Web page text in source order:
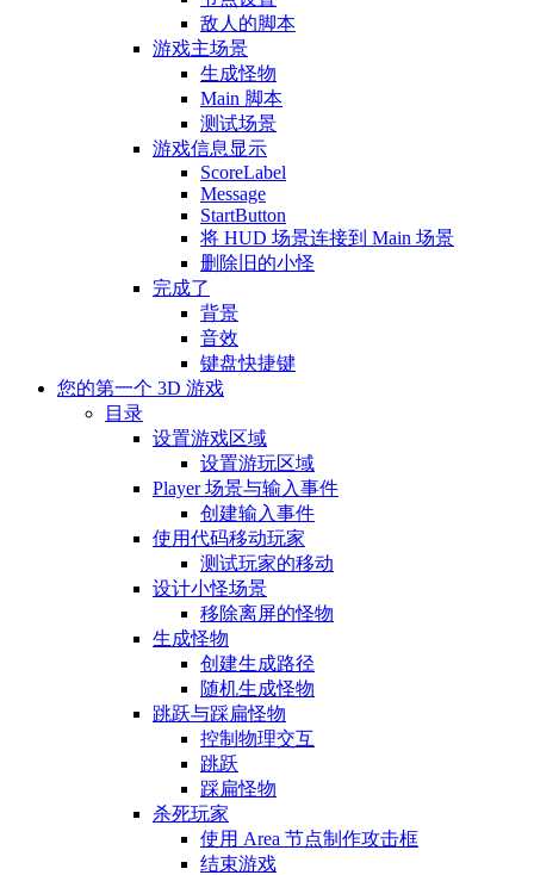
敌人的脚本
游戏主场景
生成怪物
Main 脚本
测试场景
游戏信息显示
ScoreLabel
Message
StartButton
将 HUD 场景连接到 Main 场景
删除旧的小怪
完成了
背景
音效
键盘快捷键
您的第一个 3D 游戏
目录
设置游戏区域
设置游玩区域
Player 场景与输入事件
创建输入事件
使用代码移动玩家
测试玩家的移动
设计小怪场景
移除离屏的怪物
生成怪物
创建生成路径
随机生成怪物
跳跃与踩扁怪物
控制物理交互
跳跃
踩扁怪物
杀死玩家
使用 Area 节点制作攻击框
结束游戏